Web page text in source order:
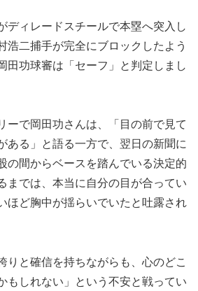
ディレードスチールで本塁へ突入し
浩二捕手が完全にブロックしたよう
田功球審は「セーフ」と判定しまし
ーで岡田功さんは、「目の前で見て
ある」と語る一方で、翌日の新聞に
の間からベースを踏んでいる決定的
までは、本当に自分の目が合ってい
ほど胸中が揺らいでいたと吐露され
りと確信を持ちながらも、心のどこ
もしれない」という不安と戦ってい